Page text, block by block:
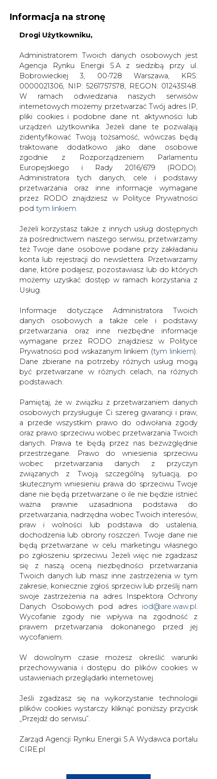
KONTAKT:
WYDAWCA PORTALU:
WYSOKI KONTRAST WIELKOŚĆ TEKSTU A A
ZALOGUJ SIĘ
WŁĄCZ CIRE.TV
Informacja na stronę
Drogi Użytkowniku,
Administratorem Twoich danych osobowych jest
Agencja Rynku Energii S.A z siedzibą przy ul.
Bobrowieckiej 3, 00-728 Warszawa, KRS:
0000021306, NIP: 5261757578, REGON: 012435148.
W ramach odwiedzania naszych serwisów
internetowych możemy przetwarzać Twój adres IP,
pliki cookies i podobne dane nt. aktywności lub
urządzeń użytkownika. Jeżeli dane te pozwalają
zidentyfikować Twoją tożsamość, wówczas będą
traktowane dodatkowo jako dane osobowe
zgodnie z Rozporządzeniem Parlamentu
Europejskiego i Rady 2016/679 (RODO).
Administratora tych danych, cele i podstawy
przetwarzania oraz inne informacje wymagane
przez RODO znajdziesz w Polityce Prywatności
pod tym linkiem.
Jeżeli korzystasz także z innych usług dostępnych
za pośrednictwem naszego serwisu, przetwarzamy
też Twoje dane osobowe podane przy zakładaniu
konta lub rejestracji do newslettera. Przetwarzamy
dane, które podajesz, pozostawiasz lub do których
możemy uzyskać dostęp w ramach korzystania z
Usług.
Informacje dotyczące Administratora Twoich
danych osobowych a także cele i podstawy
przetwarzania oraz inne niezbędne informacje
wymagane przez RODO znajdziesz w Polityce
Prywatności pod wskazanym linkiem (tym linkiem).
Dane zbierane na potrzeby różnych usług mogą
być przetwarzane w różnych celach, na różnych
podstawach.
Pamiętaj, że w związku z przetwarzaniem danych
osobowych przysługuje Ci szereg gwarancji i praw,
a przede wszystkim prawo do odwołania zgody
oraz prawo sprzeciwu wobec przetwarzania Twoich
danych. Prawa te będą przez nas bezwzględnie
przestrzegane. Prawo do wniesienia sprzeciwu
wobec przetwarzania danych z przyczyn
związanych z Twoją szczególną sytuacją, po
skutecznym wniesieniu prawa do sprzeciwu Twoje
dane nie będą przetwarzane o ile nie będzie istnieć
ważna prawnie uzasadniona podstawa do
przetwarzania, nadrzędna wobec Twoich interesów,
praw i wolności lub podstawa do ustalenia,
dochodzenia lub obrony roszczeń. Twoje dane nie
będą przetwarzane w celu marketingu własnego
po zgłoszeniu sprzeciwu. Jeżeli więc nie zgadzasz
się z naszą oceną niezbędności przetwarzania
Twoich danych lub masz inne zastrzeżenia w tym
zakresie, koniecznie zgłoś sprzeciw lub prześlij nam
swoje zastrzeżenia na adres Inspektora Ochrony
Danych Osobowych pod adres iod@are.waw.pl
Wycofanie zgody nie wpływa na zgodność z
prawem przetwarzania dokonanego przed jej
wycofaniem.
W dowolnym czasie możesz określić warunki
przechowywania i dostępu do plików cookies w
ustawieniach przeglądarki internetowej.
Jeśli zgadzasz się na wykorzystanie technologii
plików cookies wystarczy kliknąć poniższy przycisk
„Przejdź do serwisu”.
Zarząd Agencji Rynku Energii S.A Wydawca portalu
CIRE.pl
Strona główna
SERWIS INFORMACYJNY CIRE
Korekta Kabli
2000-10-06 00:00
skomentuj
udostępnij:
Korekta Kabli
Elektrim Kable będzie musiał
skorygować wstępną prognozę
wyników finansowych na br. Spółka
poinformowała w komunikacie, że nie
zmieniła planowanej wartości sprzedaży
kabli i przewodów, jednak twierdzi, że
spadnie rentowność netto, co będzie
miało wpływ na przewidywany zysk.
Gorsze od zapowiadanych wyniki spółki spowodowane
są spadkiem rentowności; trudno w tej chwili
prognozować czy w tym roku w ogóle wypracowany
zostanie zysk - uważa Jarosław Stefaniak, dyrektor
finansowych Kabli. Nowy zarząd pracuje nad budżetem
na czwarty kwartał i nad programem restrukturyzacji
firmy. Trudno w tej chwili prognozować, jaki będzie wynik
finansowy, czy będzie to zysk, czy strata - powiedział
PAP J. Stefaniak. Dodał, że wkrótce zostaną podane
nowe prognozy.
Wyjaśnił, że niezrealizowanie tegorocznej prognozy
zarząd podczas planowania popytu oraz z czynnikami
makroekonomicznymi.
Co prawda, nie zmieniamy prognozy wielkości sprzedaży,
znacznie większa część produkcji trafia na eksport, po
niższych od krajowych cenach - powiedział J. Stefaniak.
W komunikacie spółka podała, że rentowność netto
usług (chodzi głównie o paliwa) oraz nasileniem
konkurencji na rynku krajowym i osłabnięciem popytu. J.